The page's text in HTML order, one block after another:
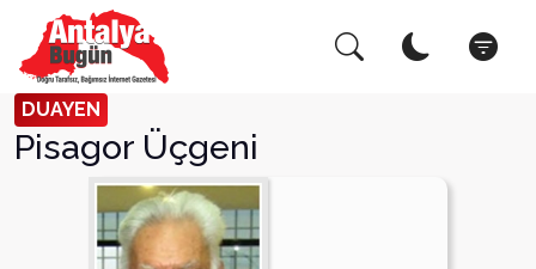
DUAYEN
Pisagor Üçgeni
Arama Yap! Kapat